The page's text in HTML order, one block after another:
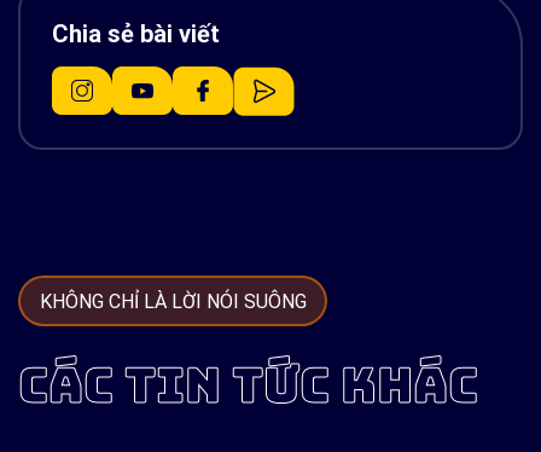
Chia sẻ bài viết
KHÔNG CHỈ LÀ LỜI NÓI SUÔNG
CÁC TIN TỨC KHÁC